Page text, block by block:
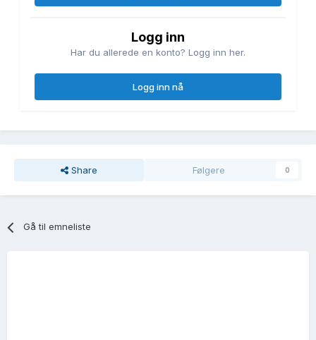
Logg inn
Har du allerede en konto? Logg inn her.
Logg inn nå
Share Følgere 0
Gå til emneliste